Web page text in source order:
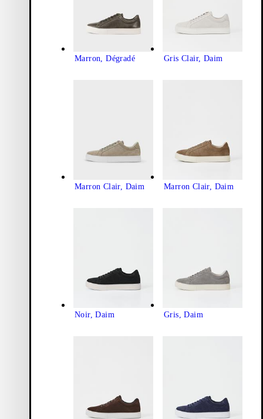
Marron, Dégradé Gris Clair, Daim
Marron Clair, Daim Marron Clair, Daim
Noir, Daim Gris, Daim